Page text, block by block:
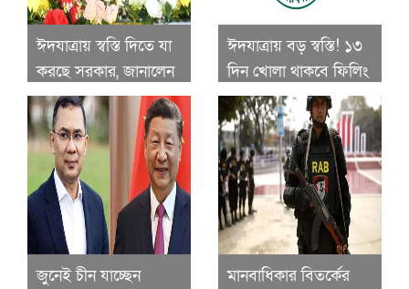
ঈদযাত্রায় স্বস্তি দিতে যা
করছে সরকার, জানালেন
সড়কমন্ত্রী
ঈদযাত্রায় বড় স্বস্তি! ১৩
দিন খোলা থাকবে ফিলিং
স্টেশন, চমকালো
নির্দেশনা দিল সরকার
জুনেই চীন যাচ্ছেন
মানবাধিকার বিতর্কের